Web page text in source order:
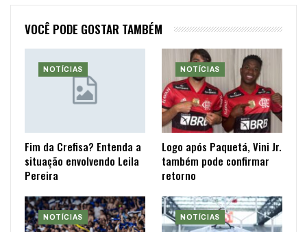
VOCÊ PODE GOSTAR TAMBÉM
NOTÍCIAS
Fim da Crefisa? Entenda a
situação envolvendo Leila
Pereira
NOTÍCIAS
Logo após Paquetá, Vini Jr.
também pode confirmar
retorno
NOTÍCIAS NOTÍCIAS